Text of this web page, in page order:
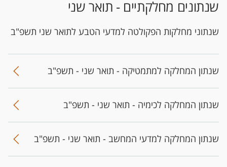
שנתונים מחלקתיים - תואר שני
שנתוני מחלקות הפקולטה למדעי הטבע לתואר שני תשפ"ב
שנתון המחלקה למתמטיקה - תואר שני - תשפ"ב
שנתון המחלקה לכימיה - תואר שני - תשפ"ב
שנתון המחלקה למדעי המחשב - תואר שני - תשפ"ב